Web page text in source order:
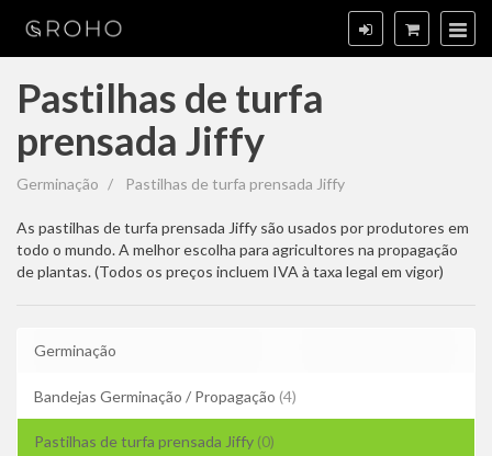
Pastilhas de turfa
prensada Jiffy
Pastilhas
de
turfa
Germinação Pastilhas de turfa prensada Jiffy
As pastilhas de turfa prensada Jiffy são usados por produtores em
todo o mundo. A melhor escolha para agricultores na propagação
de plantas. (Todos os preços incluem IVA à taxa legal em vigor)
Germinação
Bandejas Germinação / Propagação (4)
Pastilhas de turfa prensada Jiffy (0)